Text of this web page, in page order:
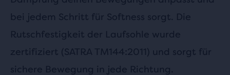
bei jedem Schritt für Softness sorgt. Die
Rutschfestigkeit der Laufsohle wurde
zertifiziert (SATRA TM144:2011) und sorgt für
sichere Bewegung in jede Richtung.